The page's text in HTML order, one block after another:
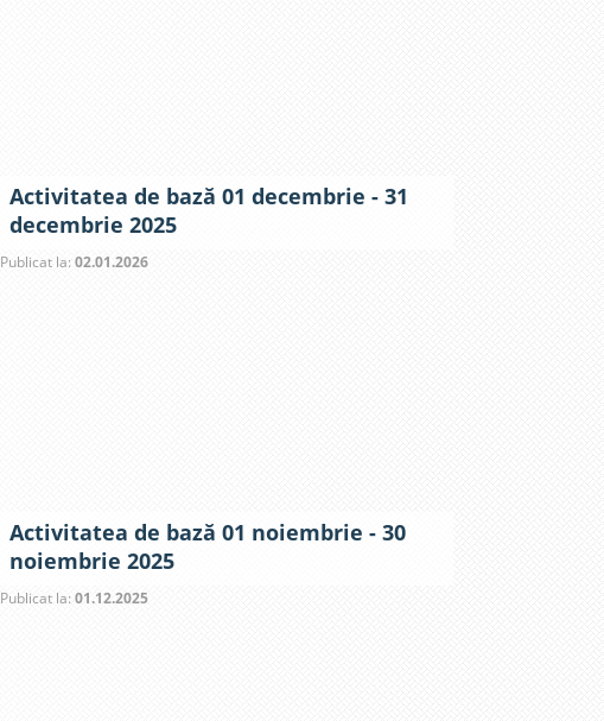
Activitatea de bază 01 decembrie - 31
decembrie 2025
Publicat la: 02.01.2026
Activitatea de bază 01 noiembrie - 30
noiembrie 2025
Publicat la:01.12.2025